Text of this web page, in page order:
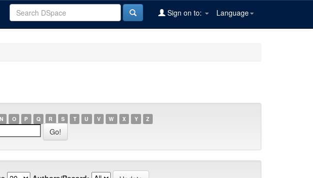
Language
Sign on to:
N O P Q R S T U V W X Y Z